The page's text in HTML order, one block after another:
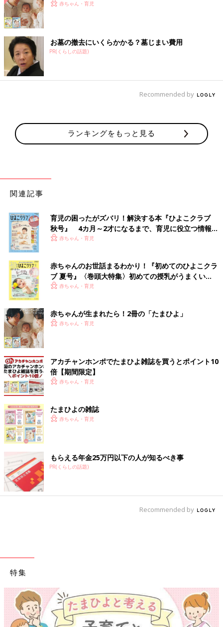
赤ちゃん・育児
お墓の撤去にいくらかかる？墓じまい費用
PR(くらしの話題)
Recommended by
ランキングをもっと見る
関連記事
育児の困ったがズバリ！解決する本『ひよこクラブ
秋号』 4カ月～2才になるまで、育児に役立つ情報が
いっぱい！
赤ちゃん・育児
赤ちゃんのお世話まるわかり！『初めてのひよこクラ
ブ 夏号』〈巻頭大特集〉初めての授乳がうまくい
く！ おっぱい・ミルクの基本と夏のトラブル 解決テ
赤ちゃん・育児
赤ちゃんが生まれたら！2冊の「たまひよ」
赤ちゃん・育児
アカチャンホンポでたまひよ雑誌を買うとポイント10
倍【期間限定】
赤ちゃん・育児
たまひよの雑誌
赤ちゃん・育児
もらえる年金25万円以下の人が知るべき事
PR(くらしの話題)
Recommended by
特集